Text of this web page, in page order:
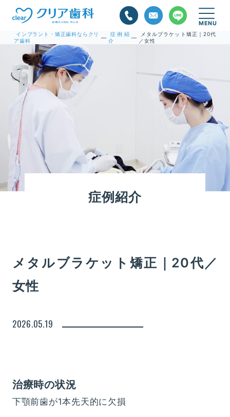
インプラント・矯正歯科ならクリ
ア歯科
—
症例紹
介
—
メタルブラケット矯正｜20代
／女性
症例紹介
メタルブラケット矯正｜20代／
女性
2026.05.19
治療時の状況
下顎前歯が1本先天的に欠損